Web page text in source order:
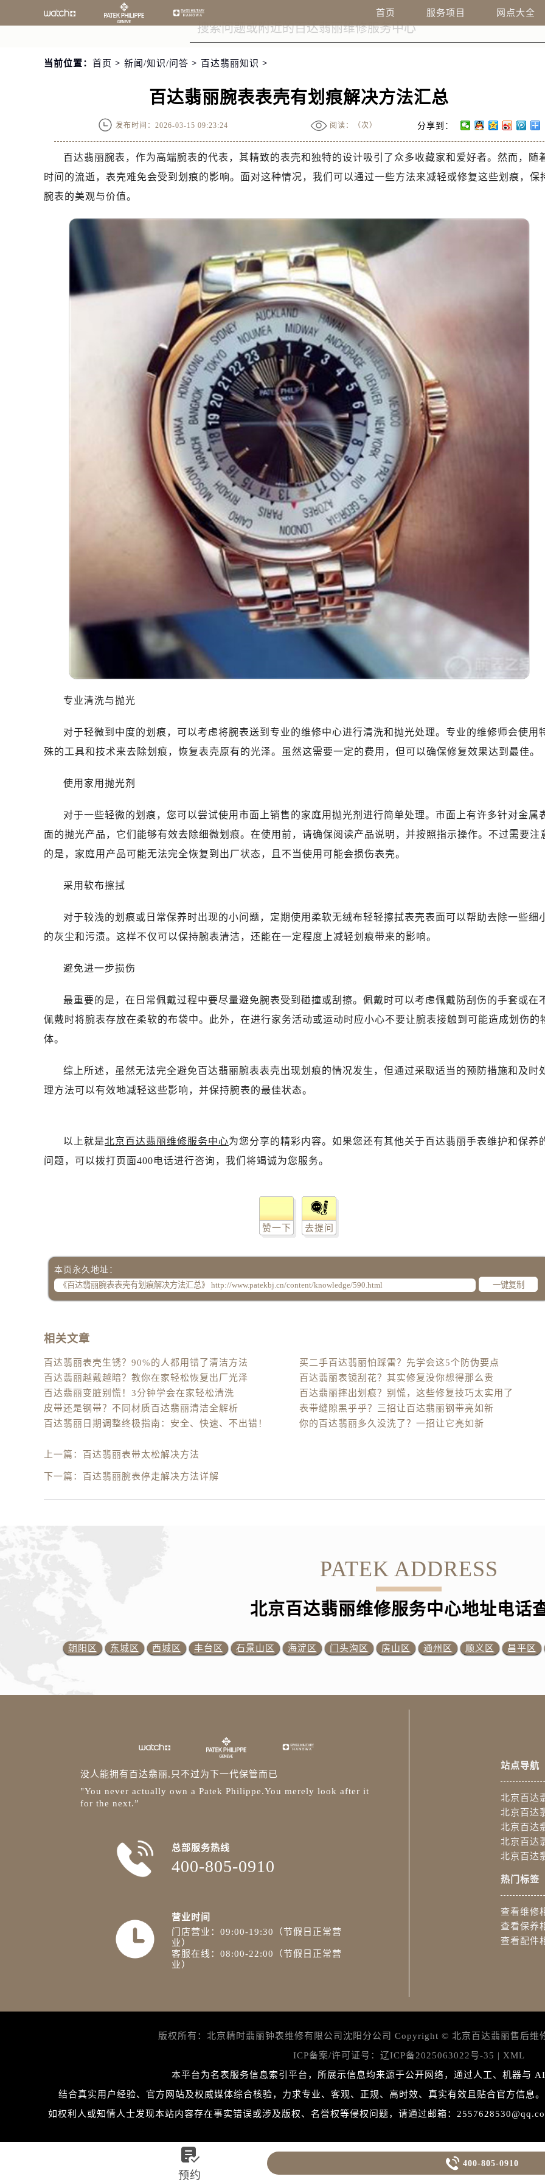
首页 服务项目 网点大全
当前位置： 首页 > 新闻/知识/问答 > 百达翡丽知识 >
百达翡丽腕表表壳有划痕解决方法汇总
发布时间：2026-03-15 09:23:24 阅读：（次） 分享到：
百达翡丽腕表，作为高端腕表的代表，其精致的表壳和独特的设计吸引了众多收藏家和爱好者。然而，随
时间的流逝，表壳难免会受到划痕的影响。面对这种情况，我们可以通过一些方法来减轻或修复这些划痕，保
腕表的美观与价值。
专业清洗与抛光
对于轻微到中度的划痕，可以考虑将腕表送到专业的维修中心进行清洗和抛光处理。专业的维修师会使用
殊的工具和技术来去除划痕，恢复表壳原有的光泽。虽然这需要一定的费用，但可以确保修复效果达到最佳。
使用家用抛光剂
对于一些轻微的划痕，您可以尝试使用市面上销售的家庭用抛光剂进行简单处理。市面上有许多针对金属
面的抛光产品，它们能够有效去除细微划痕。在使用前，请确保阅读产品说明，并按照指示操作。不过需要注
的是，家庭用产品可能无法完全恢复到出厂状态，且不当使用可能会损伤表壳。
采用软布擦拭
对于较浅的划痕或日常保养时出现的小问题，定期使用柔软无绒布轻轻擦拭表壳表面可以帮助去除一些细
的灰尘和污渍。这样不仅可以保持腕表清洁，还能在一定程度上减轻划痕带来的影响。
避免进一步损伤
最重要的是，在日常佩戴过程中要尽量避免腕表受到碰撞或刮擦。佩戴时可以考虑佩戴防刮伤的手套或在
佩戴时将腕表存放在柔软的布袋中。此外，在进行家务活动或运动时应小心不要让腕表接触到可能造成划伤的
体。
综上所述，虽然无法完全避免百达翡丽腕表表壳出现划痕的情况发生，但通过采取适当的预防措施和及时
理方法可以有效地减轻这些影响，并保持腕表的最佳状态。
以上就是北京百达翡丽维修服务中心为您分享的精彩内容。如果您还有其他关于百达翡丽手表维护和保养
问题，可以拨打页面400电话进行咨询，我们将竭诚为您服务。
赞一下 去提问
本页永久地址：
一键复制
相关文章
百达翡丽表壳生锈？90%的人都用错了清洁方法
买二手百达翡丽怕踩雷？先学会这5个防伪要点
百达翡丽越戴越暗？教你在家轻松恢复出厂光泽
百达翡丽表镜刮花？其实修复没你想得那么贵
百达翡丽变脏别慌！3分钟学会在家轻松清洗
百达翡丽摔出划痕？别慌，这些修复技巧太实用了
皮带还是钢带？不同材质百达翡丽清洁全解析
表带缝隙黑乎乎？三招让百达翡丽钢带亮如新
百达翡丽日期调整终极指南：安全、快速、不出错！
你的百达翡丽多久没洗了？一招让它亮如新
上一篇： 百达翡丽表带太松解决方法
下一篇： 百达翡丽腕表停走解决方法详解
PATEK ADDRESS
北京百达翡丽维修服务中心地址电话
朝阳区 东城区 西城区 丰台区 石景山区 海淀区 门头沟区 房山区 通州区 顺义区 昌平区
没人能拥有百达翡丽,只不过为下一代保管而已
"You never actually own a Patek Philippe.You merely look after it
for the next.”
总部服务热线
400-805-0910
营业时间
门店营业：09:00-19:30（节假日正常营
业）
客服在线：08:00-22:00（节假日正常营
业）
站点导航
北京百达
北京百达
北京百达
北京百达
北京百达
热门标签
查看维修
查看保养
查看配件
版权所有：北京精时翡丽钟表维修有限公司沈阳分公司 Copyright © 北京百达翡丽售后维
ICP备案/许可证号： 辽ICP备2025063022号-35 | XML
本平台为名表服务信息索引平台，所展示信息均来源于公开网络，通过人工、机器与
结合真实用户经验、官方网站及权威媒体综合核验，力求专业、客观、正规、高时效、真实有效且贴合官方信息
如权利人或知情人士发现本站内容存在事实错误或涉及版权、名誉权等侵权问题，请通过邮箱：

预约
 400-805-0910